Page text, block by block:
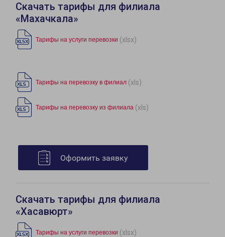
Скачать тарифы для филиала
«Махачкала»
Тарифы на услуги перевозки (xlsx)
Тарифы на перевозку в филиал (xls)
Тарифы на перевозку из филиала (xls)
Оформить заявку
Скачать тарифы для филиала
«Хасавюрт»
Тарифы на услуги перевозки (xlsx)